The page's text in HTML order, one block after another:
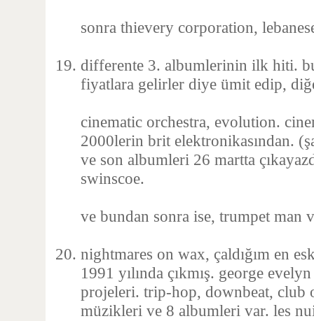
sonra thievery corporation,
differente 3. albumlerinin ilk hiti.
fiyatlara gelirler diye ümit edip,
cinematic orchestra, evolution.
2000lerin brit elektronikasından.
ve son albumleri 26 martta
swinscoe.
ve bundan sonra ise, trumpet man
nightmares on wax, çaldığım en
1991 yılında çıkmış. george
projeleri. trip-hop, downbeat, club
müzikleri ve 8 albumleri var. les